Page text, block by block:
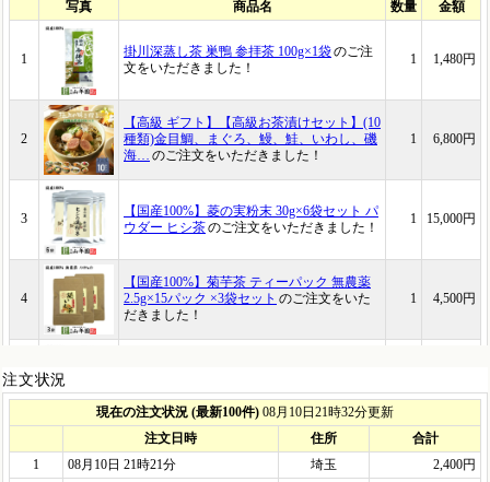
注文状況